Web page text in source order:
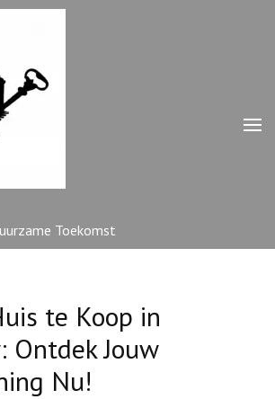
Toekomst
te Koop in
Ontdek Jouw
Nu!